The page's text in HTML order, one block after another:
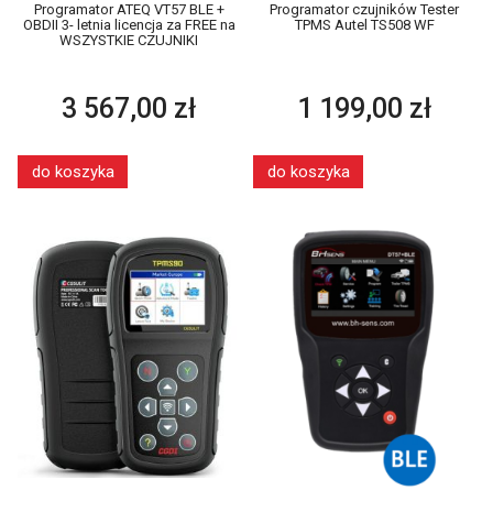
Programator ATEQ VT57 BLE +
OBDII 3- letnia licencja za FREE na
WSZYSTKIE CZUJNIKI
3 567,00 zł
do koszyka
Programator czujników Tester
TPMS Autel TS508 WF
1 199,00 zł
do koszyka